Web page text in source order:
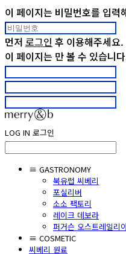
이 페이지는 비밀번호를 입력
먼저 로그인 후 이용해주세요.
이 페이지는 만 볼 수 있습니
LOG IN 로그인
≡ GASTRONOMY
북유럽 씨베리
포실리버
소소 팩토리
레이크 데보라
퍼거슨 오스트레일리
≡ COSMETIC
씨베리 원료